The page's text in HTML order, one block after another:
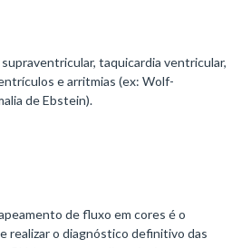
taquicardia ventricular,
e arritmias (ex: Wolf-
de Ebstein).
de fluxo em cores é o
realizar o diagnóstico definitivo das